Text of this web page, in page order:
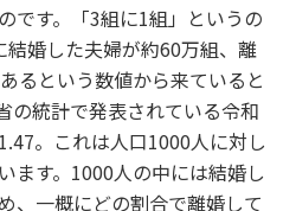
です。「3組に1組」というの
婚した夫婦が約60万組、離
るという数値から来ていると
の統計で発表されている令和
。これは人口1000人に対し
ます。1000人の中には結婚し
、一概にどの割合で離婚して